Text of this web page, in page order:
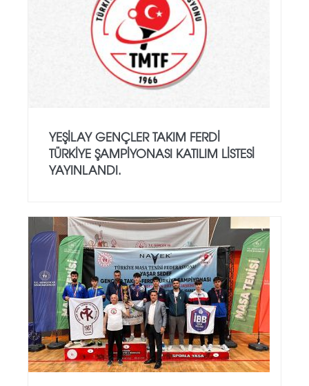
YEŞILAY GENÇLER TAKIM FERDI
TÜRKIYE ŞAMPIYONASI KATILIM LISTESI
YAYINLANDI.